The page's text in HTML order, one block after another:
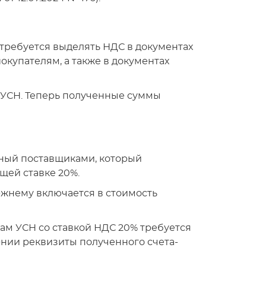
выделять НДС в документах
а также в документах
Теперь полученные суммы
поставщиками, который
ставке 20%.
включается в стоимость
УСН со ставкой НДС 20% требуется
реквизиты полученного счета-